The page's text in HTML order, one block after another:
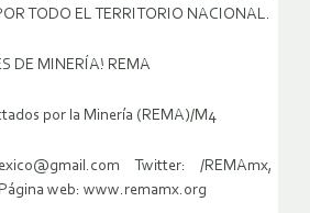
TODO EL TERRITORIO NACIONAL.
DE MINERÍA! REMA
por la Minería (REMA)/M4
Twitter: /REMAmx,
web: www.remamx.org